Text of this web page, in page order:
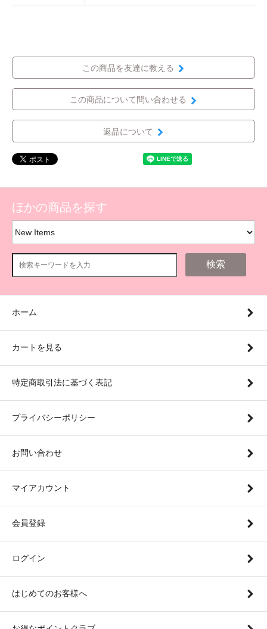
この商品を友達に教える
この商品について問い合わせる
返品について
ほかの商品を探す
検索
ホーム
カートを見る
特定商取引法に基づく表記
プライバシーポリシー
お問い合わせ
マイアカウント
会員登録
ログイン
はじめてのお客様へ